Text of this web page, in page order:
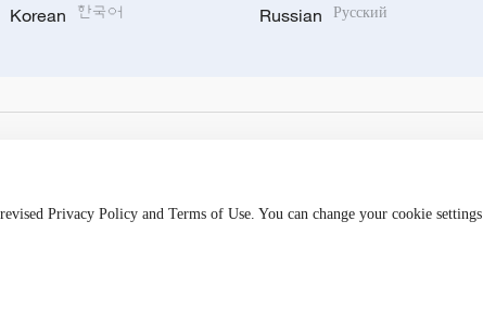
Korean 한국어 Russian Русский
Privacy Policy and Terms of Use. You can change your cookie settings